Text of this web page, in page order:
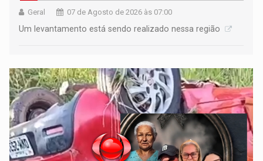
Geral 07 de Agosto de 2026 às 07:00
Um levantamento está sendo realizado nessa região